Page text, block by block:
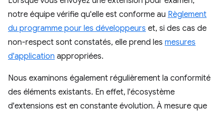
notre équipe vérifie qu'elle est conforme au Règlement
du programme pour les développeurs et, si des cas de
non-respect sont constatés, elle prend les mesures
d'application appropriées.
Nous examinons également régulièrement la conformité
des éléments existants. En effet, l'écosystème
d'extensions est en constante évolution. À mesure que